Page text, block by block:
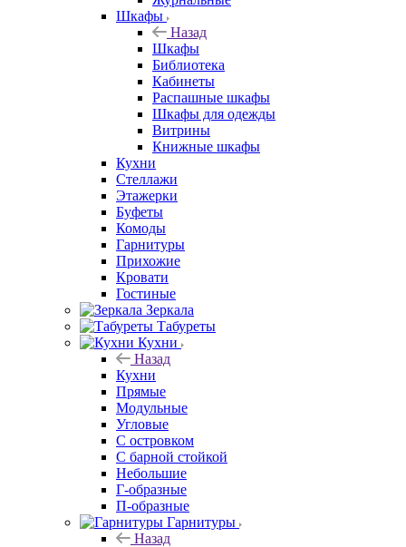
Шкафы
Назад
Шкафы
Библиотека
Кабинеты
Распашные шкафы
Шкафы для одежды
Витрины
Книжные шкафы
Кухни
Стеллажи
Этажерки
Буфеты
Комоды
Гарнитуры
Прихожие
Кровати
Гостиные
Зеркала
Табуреты
Кухни
Назад
Кухни
Прямые
Модульные
Угловые
С островком
С барной стойкой
Небольшие
Г-образные
П-образные
Гарнитуры
Назад